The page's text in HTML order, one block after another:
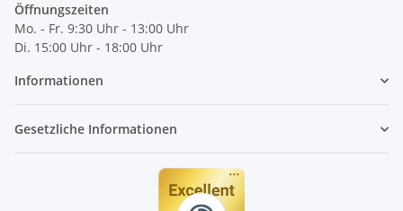
Öffnungszeiten
Mo. - Fr. 9:30 Uhr - 13:00 Uhr
Di. 15:00 Uhr - 18:00 Uhr
Informationen
Gesetzliche Informationen